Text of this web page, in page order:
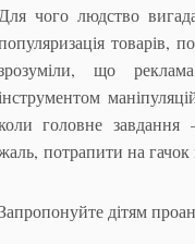
чого людство
товарів,
що
головне
потрапити на
дітям